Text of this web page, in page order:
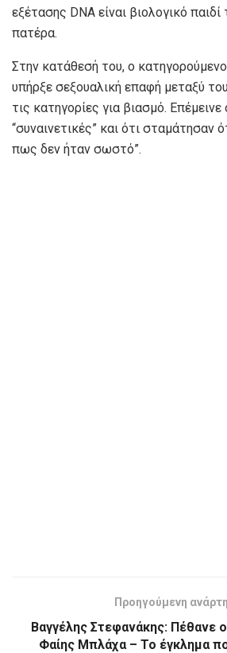
εξέτασης DNA είναι βιολογικό παιδί
πατέρα.
Στην κατάθεσή του, ο
υπήρξε σεξουαλική επαφή μεταξύ
τις κατηγορίες για βιασμό.
“συναινετικές” και ότι σταμάτησαν
πως δεν ήταν σωστό”.
Προηγούμενη
Βαγγέλης Στεφανάκης: Πέθανε
Φαίης Μπλάχα – Το έγκλημα